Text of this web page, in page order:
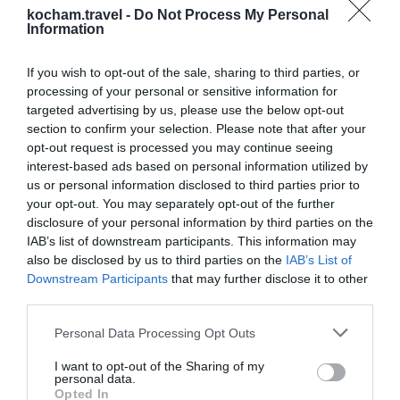
kocham.travel - Do Not Process My Personal
Information
If you wish to opt-out of the sale, sharing to third parties, or
processing of your personal or sensitive information for
targeted advertising by us, please use the below opt-out
section to confirm your selection. Please note that after your
opt-out request is processed you may continue seeing
interest-based ads based on personal information utilized by
us or personal information disclosed to third parties prior to
your opt-out. You may separately opt-out of the further
disclosure of your personal information by third parties on the
IAB’s list of downstream participants. This information may
also be disclosed by us to third parties on the IAB’s List of
Downstream Participants that may further disclose it to other
Personal Data Processing Opt Outs
I want to opt-out of the Sharing of my
personal data.
Opted In
zapiekanka z jogurtem i mięsem. Restauracje przy
porównaniu z innymi krajami.
Gdzie zjeść w Ksamilu?
Oto kilka polecanych miejsc na smaczną kolację: 1.
**Restaurant Taverna Keral** – znane z świeżych
ryb i owoców morza. 2. **Demi Restaurant** –
serwujący tradycyjne albańskie dania. 3. **Pizza
Mema** – idealne miejsce na szybki przekąski na
plaży. 4. **Sami Beach** – restauracja z widokiem
na morze z romantyczną atmosferą.
miłośników słońca, morza i kultury.